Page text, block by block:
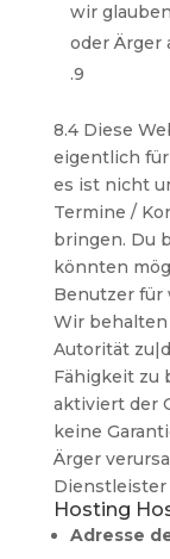
wir
oder Ärger
.9
8.4 Diese
eigentlich
es ist nicht
Termine /
bringen. Du
könnten
Benutzer für
Wir behalten
Autorität
Fähigkeit zu
aktiviert der
keine
Ärger
Dienstleister
Hosting
Adresse